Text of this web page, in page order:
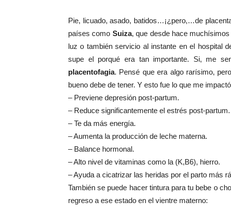
Pie, licuado, asado, batidos…¡¿pero,…de
países como Suiza, que desde hace
luz o también servicio al instante en el hospital
supe el porqué era tan importante. Si, me
placentofagia. Pensé que era algo rarísimo,
bueno debe de tener. Y esto fue lo que me
– Previene depresión post-partum.
– Reduce significantemente el estrés post-partum.
– Te da más energía.
– Aumenta la producción de leche materna.
– Balance hormonal.
– Alto nivel de vitaminas como la (K,B6), hierro.
– Ayuda a cicatrizar las heridas por el parto más
También se puede hacer tintura para tu bebe o
regreso a ese estado en el vientre materno: